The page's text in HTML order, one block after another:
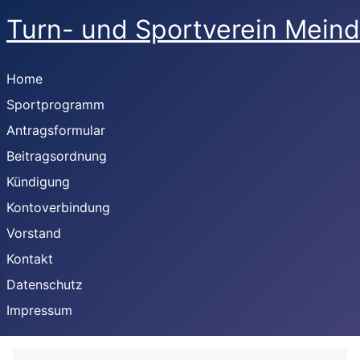
Turn- und Sportverein
Home
Sportprogramm
Antragsformular
Beitragsordnung
Kündigung
Kontoverbindung
Vorstand
Kontakt
Datenschutz
Impressum